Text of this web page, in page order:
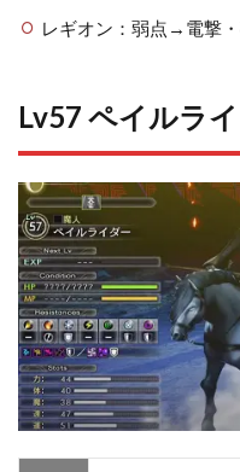
レギオン：弱点→電撃
Lv57 ペイルラ